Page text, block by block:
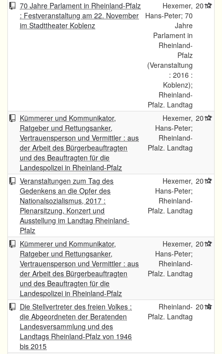
70 Jahre Parlament in Rheinland-Pfalz
: Festveranstaltung am 22. November
im Stadttheater Koblenz
Hexemer,
Hans-Peter; 70
Jahre
Parlament in
Rheinland-
Pfalz
(Veranstaltung
: 2016 :
Koblenz);
Rheinland-
Pfalz. Landtag
2017
Kümmerer und Kommunikator,
Ratgeber und Rettungsanker,
Vertrauensperson und Vermittler : aus
der Arbeit des Bürgerbeauftragten
und des Beauftragten für die
Landespolizei in Rheinland-Pfalz
Hexemer,
Hans-Peter;
Rheinland-
Pfalz. Landtag
2017
Veranstaltungen zum Tag des
Gedenkens an die Opfer des
Nationalsozialismus, 2017 :
Plenarsitzung, Konzert und
Ausstellung im Landtag Rheinland-
Pfalz
Hexemer,
Hans-Peter;
Rheinland-
Pfalz. Landtag
2017
Kümmerer und Kommunikator,
Ratgeber und Rettungsanker,
Vertrauensperson und Vermittler : aus
der Arbeit des Bürgerbeauftragten
und des Beauftragten für die
Landespolizei in Rheinland-Pfalz
Hexemer,
Hans-Peter;
Rheinland-
Pfalz. Landtag
2017
Die Stellvertreter des freien Volkes :
die Abgeordneten der Beratenden
Landesversammlung und des
Landtags Rheinland-Pfalz von 1946
bis 2015
Rheinland-
Pfalz. Landtag
2016